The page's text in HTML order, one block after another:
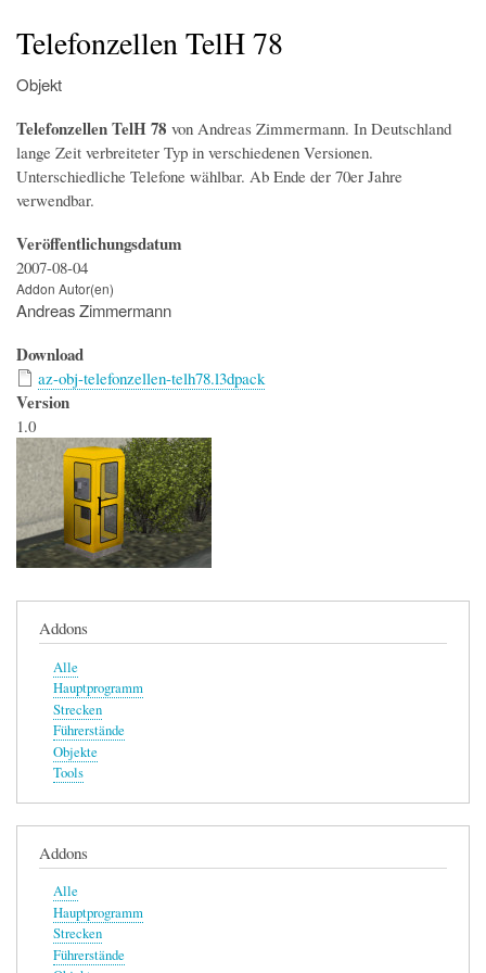
Telefonzellen TelH 78
Objekt
Telefonzellen TelH 78 von Andreas Zimmermann. In Deutschland
lange Zeit verbreiteter Typ in verschiedenen Versionen.
Unterschiedliche Telefone wählbar. Ab Ende der 70er Jahre
verwendbar.
Veröffentlichungsdatum
2007-08-04
Addon Autor(en)
Andreas Zimmermann
Download
az-obj-telefonzellen-telh78.l3dpack
Version
1.0
Addons
Alle
Hauptprogramm
Strecken
Führerstände
Objekte
Tools
Addons
Alle
Hauptprogramm
Strecken
Führerstände